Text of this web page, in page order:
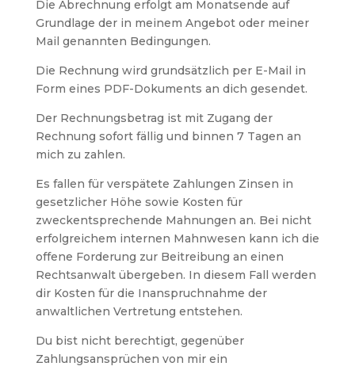
Die Abrechnung erfolgt am Monatsende auf
Grundlage der in meinem Angebot oder meiner
Mail genannten Bedingungen.
Die Rechnung wird grundsätzlich per E-Mail in
Form eines PDF-Dokuments an dich gesendet.
Der Rechnungsbetrag ist mit Zugang der
Rechnung sofort fällig und binnen 7 Tagen an
mich zu zahlen.
Es fallen für verspätete Zahlungen Zinsen in
gesetzlicher Höhe sowie Kosten für
zweckentsprechende Mahnungen an. Bei nicht
erfolgreichem internen Mahnwesen kann ich die
offene Forderung zur Beitreibung an einen
Rechtsanwalt übergeben. In diesem Fall werden
dir Kosten für die Inanspruchnahme der
anwaltlichen Vertretung entstehen.
Du bist nicht berechtigt, gegenüber
Zahlungsansprüchen von mir ein